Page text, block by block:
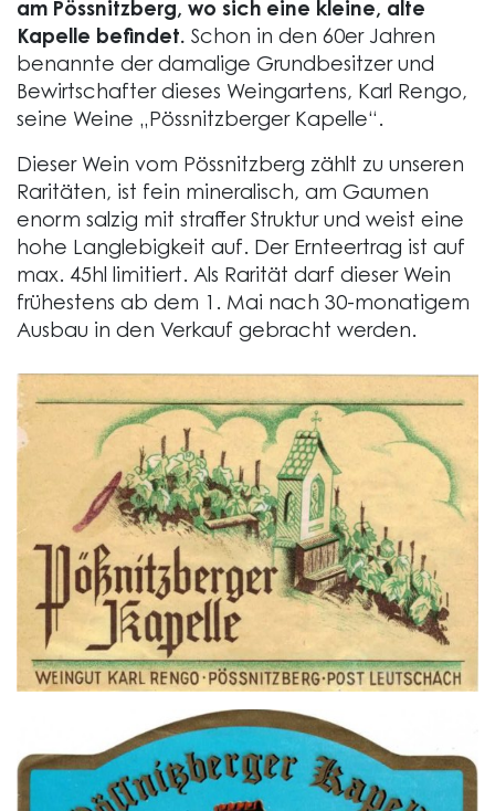
am Pössnitzberg, wo sich eine kleine, alte
Kapelle befindet. Schon in den 60er Jahren
benannte der damalige Grundbesitzer und
Bewirtschafter dieses Weingartens, Karl Rengo,
seine Weine „Pössnitzberger Kapelle“.
Dieser Wein vom Pössnitzberg zählt zu unseren
Raritäten, ist fein mineralisch, am Gaumen
enorm salzig mit straffer Struktur und weist eine
hohe Langlebigkeit auf. Der Ernteertrag ist auf
max. 45hl limitiert. Als Rarität darf dieser Wein
frühestens ab dem 1. Mai nach 30-monatigem
Ausbau in den Verkauf gebracht werden.